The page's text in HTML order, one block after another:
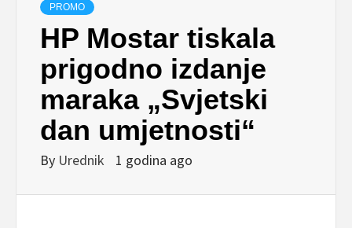
PROMO
HP Mostar tiskala
prigodno izdanje
maraka „Svjetski
dan umjetnosti“
By Urednik 1 godina ago